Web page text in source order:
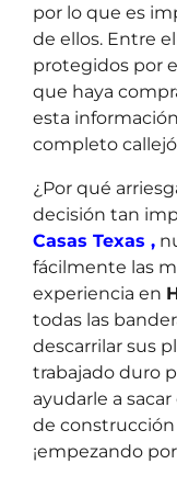
por lo que es
de ellos. Entre
protegidos por
que haya
esta
completo
¿Por qué
decisión tan
Casas Texas ,
fácilmente las
experiencia en
todas las
descarrilar sus
trabajado duro
ayudarle a
de construcción
¡empezando